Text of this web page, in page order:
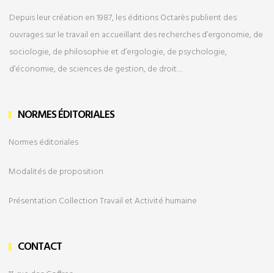
Depuis leur création en 1987, les éditions Octarès publient des
ouvrages sur le travail en accueillant des recherches d’ergonomie, de
sociologie, de philosophie et d’ergologie, de psychologie,
d’économie, de sciences de gestion, de droit…
NORMES ÉDITORIALES
Normes éditoriales
Modalités de proposition
Présentation Collection Travail et Activité humaine
CONTACT